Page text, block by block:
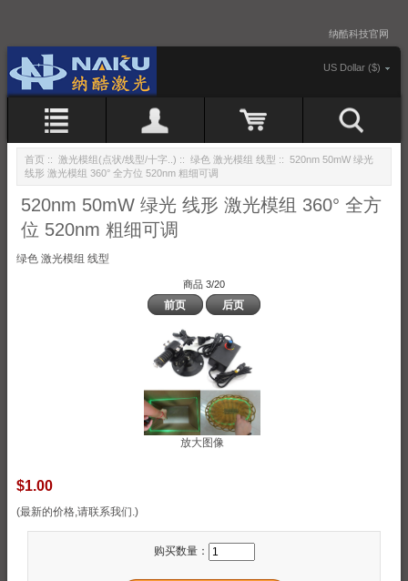
纳酷科技官网
US Dollar ($)
首页 :: 激光模组(点状/线型/十字..) :: 绿色 激光模组 线型 :: 520nm 50mW 绿光
线形 激光模组 360° 全方位 520nm 粗细可调
520nm 50mW 绿光 线形 激光模组 360° 全方
位 520nm 粗细可调
绿色 激光模组 线型
商品 3/20
前页 后页
放大图像
$1.00
(最新的价格,请联系我们.)
购买数量：